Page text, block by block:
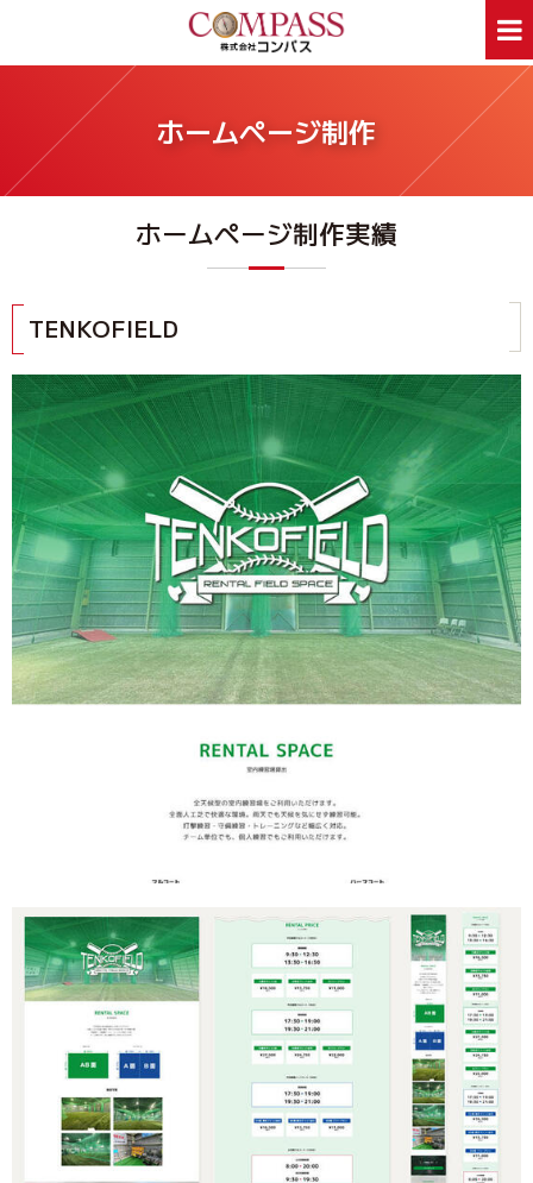
ホーム
ホームページ制作 デザイン印刷
ウェアプリント
旅行事業部 資料ダウンロード
お問合せはお気軽に
TEL: 046-250-1005
月～金曜日 9:00～17:00
お問合せ
ホームページ制作
ホームページ制作実績
TENKOFIELD